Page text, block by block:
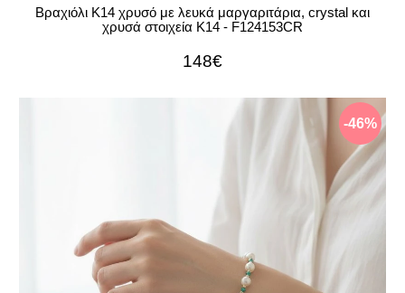
Βραχιόλι Κ14 χρυσό με λευκά μαργαριτάρια, crystal και
χρυσά στοιχεία Κ14 - F124153CR
148€
-46%